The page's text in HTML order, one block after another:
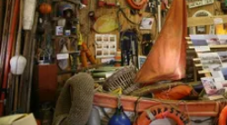
u
p
p
e
n